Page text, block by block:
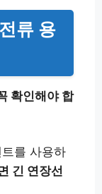
류 용
확인해야 합
를 사용하
긴 연장선